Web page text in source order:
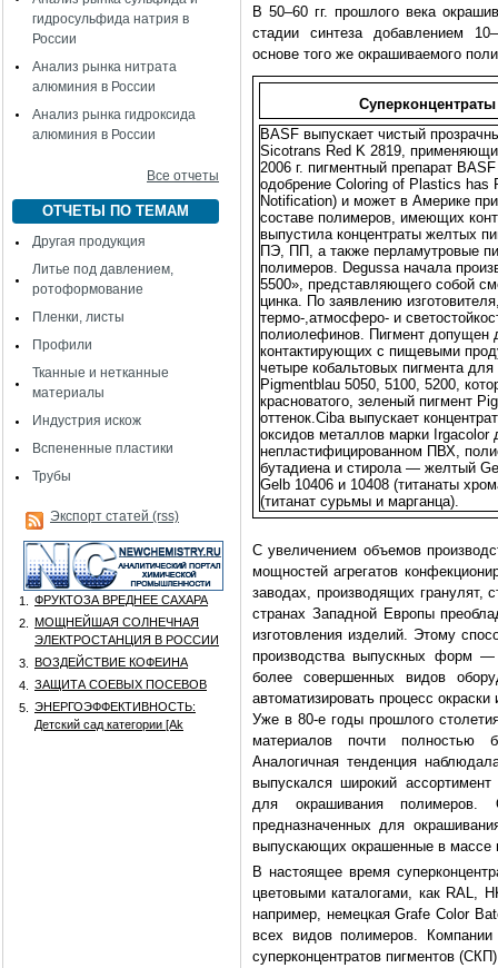
гидросульфида натрия в
России
Анализ рынка нитрата
алюминия в России
Анализ рынка гидроксида
алюминия в России
Все отчеты
ОТЧЕТЫ ПО ТЕМАМ
Другая продукция
Литье под давлением,
ротоформование
Пленки, листы
Профили
Тканные и нетканные
материалы
Индустрия искож
Вспененные пластики
Трубы
Экспорт статей (rss)
1.
ФРУКТОЗА ВРЕДНЕЕ САХАРА
2.
МОЩНЕЙШАЯ СОЛНЕЧНАЯ
ЭЛЕКТРОСТАНЦИЯ В РОССИИ
3.
ВОЗДЕЙСТВИЕ КОФЕИНА
4.
ЗАЩИТА СОЕВЫХ ПОСЕВОВ
5.
ЭНЕРГОЭФФЕКТИВНОСТЬ:
Детский сад категории [Аk
В 50–60 гг. прошлого века
стадии синтеза добавлением
основе того же окрашиваемого
BASF выпускает чистый
Sicotrans Red K 2819,
2006 г. пигментный препарат
одобрение Coloring of Plastics has
Notification) и может в Америке
составе полимеров, имеющих
выпустила концентраты желтых
ПЭ, ПП, а также перламутровые
полимеров. Degussa начала
5500», представляющего собой
цинка. По заявлению
термо-,атмосферо- и
полиолефинов. Пигмент допущен
контактирующих с пищевыми
четыре кобальтовых пигмента
Pigmentblau 5050, 5100, 5200,
красноватого, зеленый пигмент
оттенок.Ciba выпускает
оксидов металлов марки Irgacolor
непластифицированном ПВХ,
бутадиена и стирола — желтый
Gelb 10406 и 10408 (титанаты
(титанат сурьмы и марганца).
С увеличением объемов
мощностей агрегатов
заводах, производящих гранулят,
странах Западной Европы
изготовления изделий. Этому
производства выпускных форм —
более совершенных видов
автоматизировать процесс окраски
Уже в 80-е годы прошлого
материалов почти полностью
Аналогичная тенденция
выпускался широкий ассортимент
для окрашивания полимеров.
предназначенных для
выпускающих окрашенные в массе
В настоящее время
цветовыми каталогами, как RAL,
например, немецкая Grafe Color
всех видов полимеров.
суперконцентратов пигментов